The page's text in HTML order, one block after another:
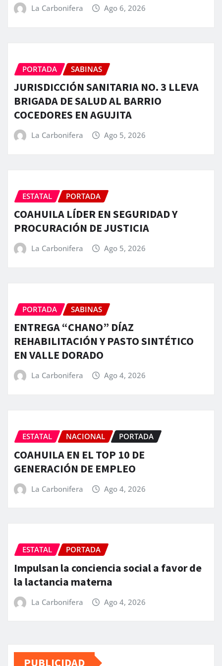
La Carbonifera Ago 6, 2026
PORTADA SABINAS
JURISDICCIÓN SANITARIA NO. 3 LLEVA
BRIGADA DE SALUD AL BARRIO
COCEDORES EN AGUJITA
La Carbonifera Ago 5, 2026
ESTATAL PORTADA
COAHUILA LÍDER EN SEGURIDAD Y
PROCURACIÓN DE JUSTICIA
La Carbonifera Ago 5, 2026
PORTADA SABINAS
ENTREGA “CHANO” DÍAZ
REHABILITACIÓN Y PASTO SINTÉTICO
EN VALLE DORADO
La Carbonifera Ago 4, 2026
ESTATAL NACIONAL PORTADA
COAHUILA EN EL TOP 10 DE
GENERACIÓN DE EMPLEO
La Carbonifera Ago 4, 2026
ESTATAL PORTADA
Impulsan la conciencia social a favor de
la lactancia materna
La Carbonifera Ago 4, 2026
PUBLICIDAD